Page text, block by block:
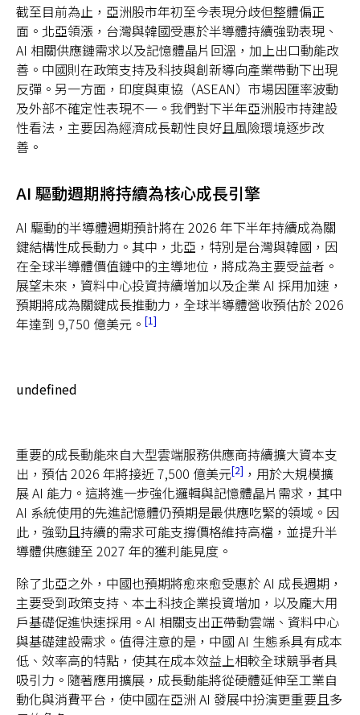
截至目前為止，亞洲股市年初至今表現分歧但整體偏正
面。北亞領漲，台灣與韓國受惠於半導體持續強勁表現、
AI 相關供應鏈需求以及記憶體晶片回溫，加上出口動能改
善。中國則在政策支持及科技與創新導向產業帶動下出現
反彈。另一方面，印度與東協（ASEAN）市場因匯率波動
及外部不確定性表現不一。我們對下半年亞洲股市持建設
性看法，主要因為經濟成長韌性良好且風險環境逐步改
善。
AI 驅動週期將持續為核心成長引擎
AI 驅動的半導體週期預計將在 2026 年下半年持續成為關
鍵結構性成長動力。其中，北亞，特別是台灣與韓國，因
在全球半導體價值鏈中的主導地位，將成為主要受益者。
展望未來，資料中心投資持續增加以及企業 AI 採用加速，
預期將成為關鍵成長推動力，全球半導體營收預估於 2026
年達到 9,750 億美元。 1
undefined
重要的成長動能來自大型雲端服務供應商持續擴大資本支
出，預估 2026 年將接近 7,500 億美元 2
，用於大規模擴
展 AI 能力。這將進一步強化邏輯與記憶體晶片需求，其中
AI 系統使用的先進記憶體仍預期是最供應吃緊的領域。因
此，強勁且持續的需求可能支撐價格維持高檔，並提升半
導體供應鏈至 2027 年的獲利能見度。
除了北亞之外，中國也預期將愈來愈受惠於 AI 成長週期，
主要受到政策支持、本土科技企業投資增加，以及龐大用
戶基礎促進快速採用。AI 相關支出正帶動雲端、資料中心
與基礎建設需求。值得注意的是，中國 AI 生態系具有成本
低、效率高的特點，使其在成本效益上相較全球競爭者具
吸引力。隨著應用擴展，成長動能將從硬體延伸至工業自
動化與消費平台，使中國在亞洲 AI 發展中扮演更重要且多